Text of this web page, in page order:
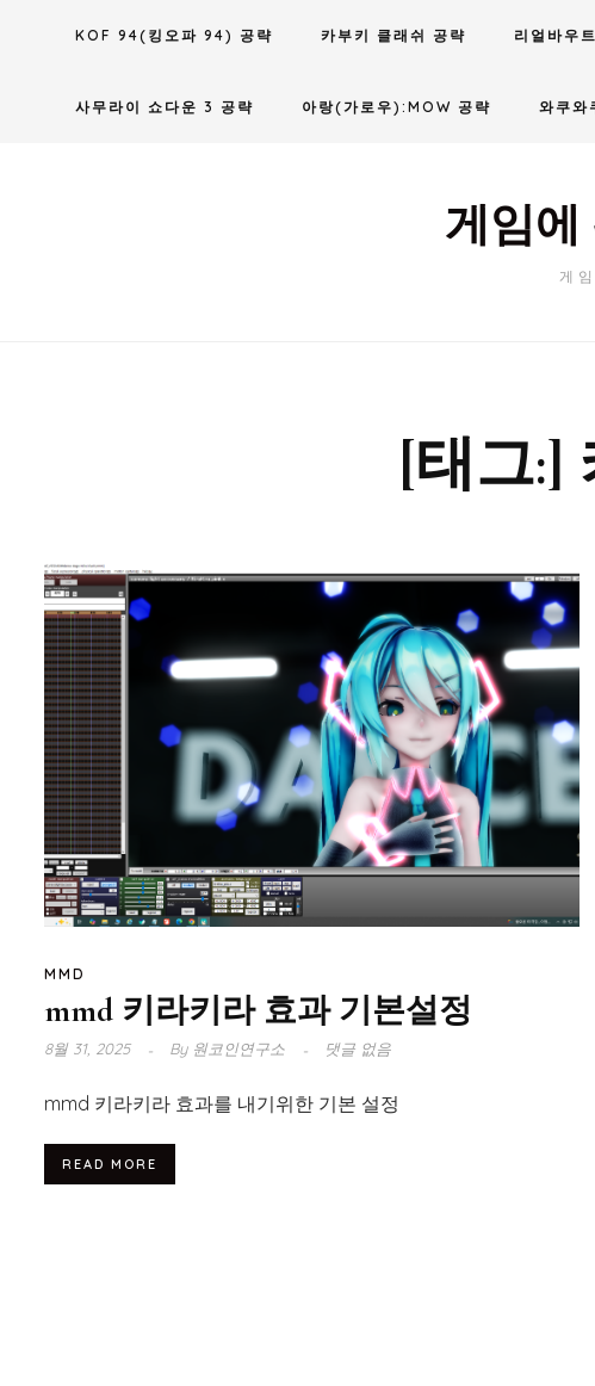
KOF 94(킹오파 94) 공략 카부키 클래쉬 공략 리얼바우
사무라이 쇼다운 3 공략 아랑(가로우):MOW 공략 와쿠와
게임에
게
[태그:]
MMD
mmd 키라키라 효과 기본설정
8월 31, 2025 By원코인연구소 댓글 없음
mmd 키라키라 효과를 내기위한 기본 설정
READ MORE